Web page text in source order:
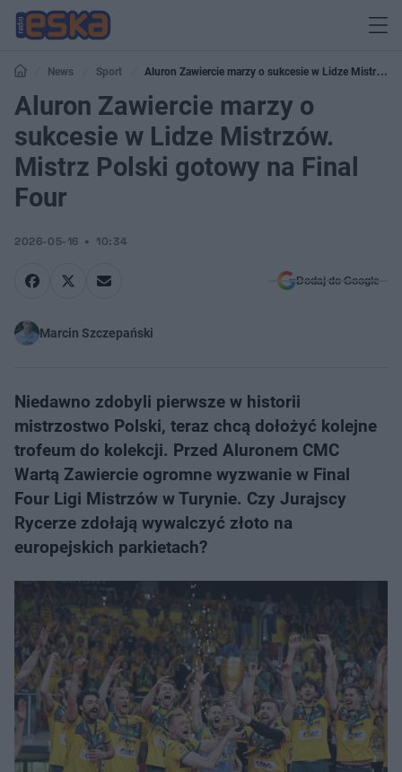
News Sport
Aluron Zawiercie marzy o sukcesie w Lidze Mistrzów.
Mistrz Polski gotowy na Final Four
Aluron Zawiercie marzy o
sukcesie w Lidze Mistrzów.
Mistrz Polski gotowy na Final
Four
2026-05-16 10:34
Dodaj do Google
Marcin Szczepański
Niedawno zdobyli pierwsze w historii
mistrzostwo Polski, teraz chcą dołożyć kolejne
trofeum do kolekcji. Przed Aluronem CMC
Wartą Zawiercie ogromne wyzwanie w Final
Four Ligi Mistrzów w Turynie. Czy Jurajscy
Rycerze zdołają wywalczyć złoto na
europejskich parkietach?